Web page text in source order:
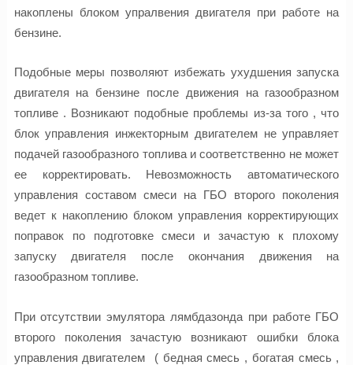
накоплены блоком упралвения двигателя при работе на
бензине.
Подобные меры позволяют избежать ухудшения запуска
двигателя на бензине после движения на газообразном
топливе . Возникают подобные проблемы из-за того , что
блок управления инжекторным двигателем не управляет
подачей газообразного топлива и соответственно не может
ее корректировать. Невозможность автоматического
управления составом смеси на ГБО второго поколения
ведет к накоплению блоком управления корректирующих
поправок по подготовке смеси и зачастую к плохому
запуску двигателя после окончания движения на
газообразном топливе.
При отсутствии эмулятора лямбдазонда при работе ГБО
второго поколения зачастую возникают ошибки блока
управления двигателем ( бедная смесь , богатая смесь ,